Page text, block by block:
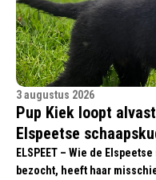
3 augustus 2026
Pup Kiek loopt
Elspeetse
ELSPEET – Wie de
bezocht, heeft haar